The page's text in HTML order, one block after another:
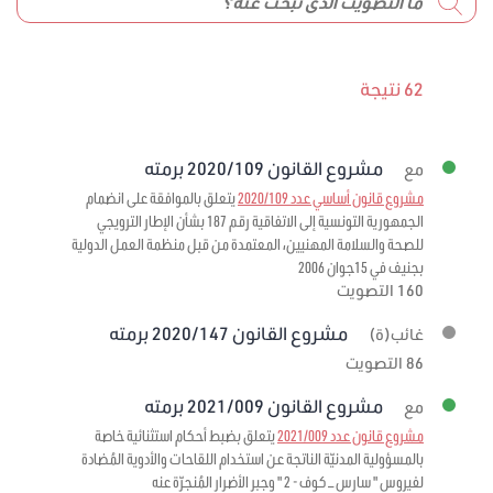
62 نتيجة
مع مشروع القانون 2020/109 برمته
مشروع قانون أساسي عدد 2020/109
يتعلق بالموافقة على انضمام
الجمهورية التونسية إلى الاتفاقية رقم 187 بشأن الإطار الترويجي
للصحة والسلامة المهنيين، المعتمدة من قبل منظمة العمل الدولية
بجنيف في 15جوان 2006
160 التصويت
غائب(ة) مشروع القانون 2020/147 برمته
86 التصويت
مع مشروع القانون 2021/009 برمته
مشروع قانون عدد 2021/009
يتعلق بضبط أحكام استثنائية خاصة
بالمسؤولية المدنيّة الناتجة عن استخدام اللقاحات والأدوية المُضادة
لفيروس " سارس – كوف - 2 " وجبر الأضرار المُنجرّة عنه